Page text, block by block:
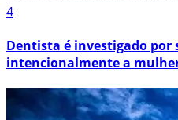
4
Dentista é investigado
intencionalmente a